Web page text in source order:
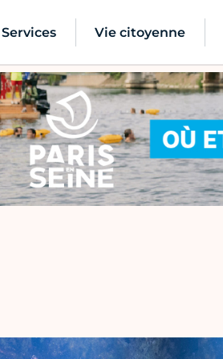
Services Vie citoyenne